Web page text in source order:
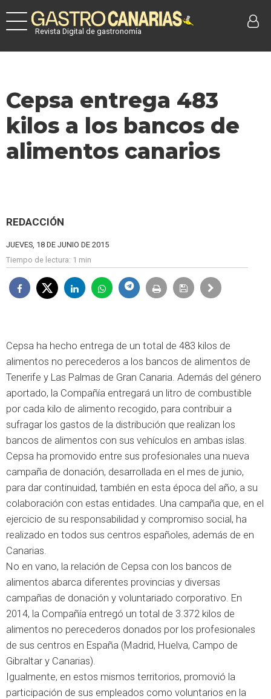
Revista Digital de gastronomía
Cepsa entrega 483
kilos a los bancos de
alimentos canarios
REDACCIÓN
JUEVES, 18 DE JUNIO DE 2015
Tiempo de lectura: 1 min
Cepsa ha hecho entrega de un total de 483 kilos de
alimentos no perecederos a los bancos de alimentos de
Tenerife y Las Palmas de Gran Canaria. Además del género
aportado, la Compañía entregará un litro de combustible
por cada kilo de alimento recogido, para contribuir a
sufragar los gastos de la distribución que realizan los
bancos de alimentos con sus vehículos en ambas islas.
Cepsa ha promovido entre sus profesionales una nueva
campaña de donación, desarrollada en el mes de junio,
para dar continuidad, también en esta época del año, a su
colaboración con estas entidades. Una campaña que, en el
ejercicio de su responsabilidad y compromiso social, ha
realizado en todos sus centros españoles, además de en
Canarias.
No en vano, la relación de Cepsa con los bancos de
alimentos abarca diferentes provincias y diversas
campañas de donación y voluntariado corporativo. En
2014, la Compañía entregó un total de 3.372 kilos de
alimentos no perecederos donados por los profesionales
de sus centros en España (Madrid, Huelva, Campo de
Gibraltar y Canarias).
Igualmente, en estos mismos territorios, promovió la
participación de sus empleados como voluntarios en la